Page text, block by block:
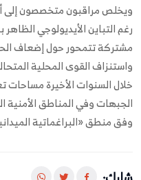
ويخلص مراقبون متخصصون إلى
رغم التباين الأيديولوجي
مشتركة تتمحور حول إضعاف
واستنزاف القوى المحلية
خلال السنوات الأخيرة
الجبهات وفي المناطق الأمنية
وفق منطق «البراغماتية